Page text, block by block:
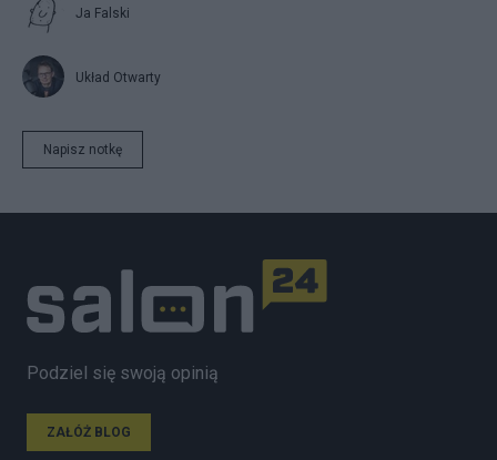
Ja Falski
Układ Otwarty
Napisz notkę
Podziel się swoją opinią
ZAŁÓŻ BLOG